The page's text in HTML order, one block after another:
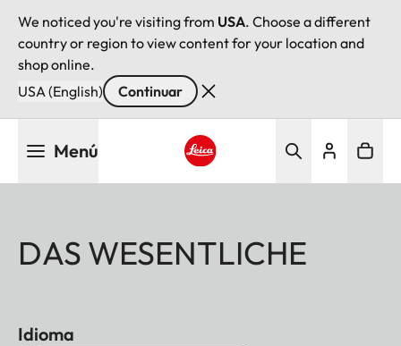
We noticed you're visiting from USA. Choose a different
country or region to view content for your location and
shop online.
USA (English)
Continuar
Menú
DAS WESENTLICHE
Idioma